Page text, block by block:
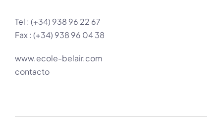
Tel : (+34) 938 96 22 67
Fax : (+34) 938 96 04 38
www.ecole-belair.com
contacto